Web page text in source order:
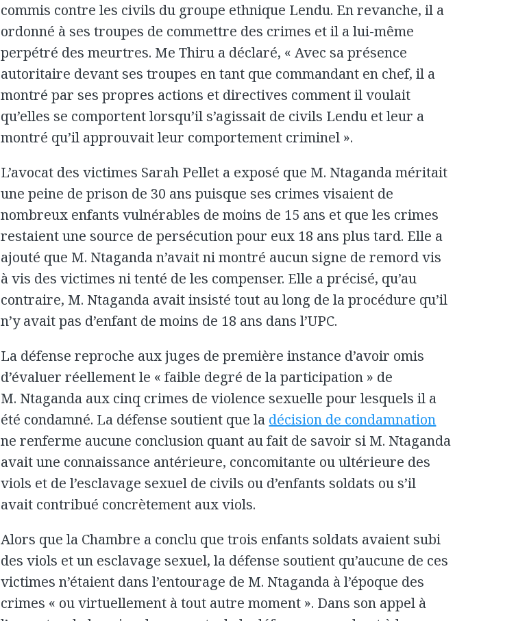
commis contre les civils du groupe ethnique Lendu. En revanche, il a
ordonné à ses troupes de commettre des crimes et il a lui-même
perpétré des meurtres. Me Thiru a déclaré, « Avec sa présence
autoritaire devant ses troupes en tant que commandant en chef, il a
montré par ses propres actions et directives comment il voulait
qu’elles se comportent lorsqu’il s’agissait de civils Lendu et leur a
montré qu’il approuvait leur comportement criminel ».
L’avocat des victimes Sarah Pellet a exposé que M. Ntaganda méritait
une peine de prison de 30 ans puisque ses crimes visaient de
nombreux enfants vulnérables de moins de 15 ans et que les crimes
restaient une source de persécution pour eux 18 ans plus tard. Elle a
ajouté que M. Ntaganda n’avait ni montré aucun signe de remord vis
à vis des victimes ni tenté de les compenser. Elle a précisé, qu’au
contraire, M. Ntaganda avait insisté tout au long de la procédure qu’il
n’y avait pas d’enfant de moins de 18 ans dans l’UPC.
La défense reproche aux juges de première instance d’avoir omis
d’évaluer réellement le « faible degré de la participation » de
M. Ntaganda aux cinq crimes de violence sexuelle pour lesquels il a
été condamné. La défense soutient que la décision de condamnation
ne renferme aucune conclusion quant au fait de savoir si M. Ntaganda
avait une connaissance antérieure, concomitante ou ultérieure des
viols et de l’esclavage sexuel de civils ou d’enfants soldats ou s’il
avait contribué concrètement aux viols.
Alors que la Chambre a conclu que trois enfants soldats avaient subi
des viols et un esclavage sexuel, la défense soutient qu’aucune de ces
victimes n’étaient dans l’entourage de M. Ntaganda à l’époque des
crimes « ou virtuellement à tout autre moment ». Dans son appel à